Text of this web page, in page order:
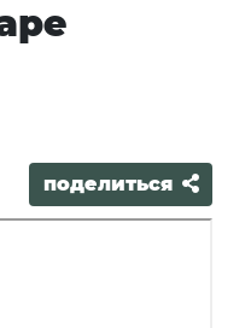
поделиться